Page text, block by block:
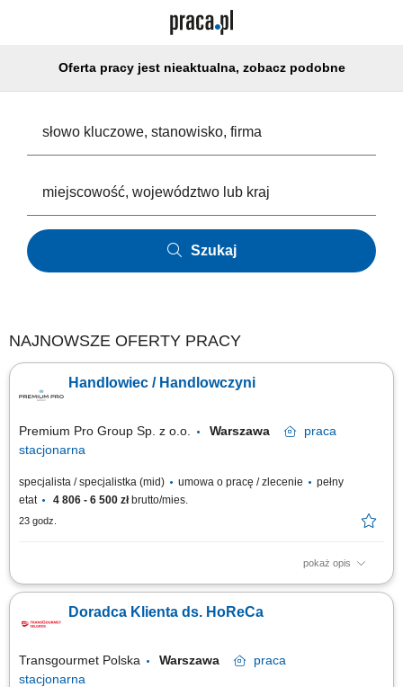
Oferta pracy jest nieaktualna, zobacz podobne
Szukaj
NAJNOWSZE OFERTY PRACY
Handlowiec / Handlowczyni
Premium Pro Group Sp. z o.o. Warszawa
praca
stacjonarna
specjalista / specjalistka (mid) umowa o pracę / zlecenie
pełny
etat
4 806 - 6 500 złbrutto/mies.
23 godz.
pokaż opis
Twoje zadania: Aktywne prowadzenie rozmów telefonicznych z klientami,
sprzedażowym. Oczekujemy: Biegłej znajomości języka polskiego,
Otwartości na kontakt z ludźmi, Wysokiej kultury osobistej i punktualności,
Doradca Klienta ds. HoReCa
Transgourmet Polska Warszawa
praca
stacjonarna